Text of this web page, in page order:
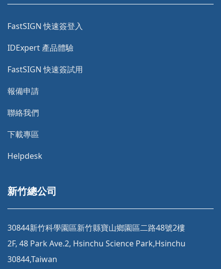
FastSIGN 快速簽登入
IDExpert 產品體驗
FastSIGN 快速簽試用
報備申請
聯絡我們
下載專區
Helpdesk
新竹總公司
30844新竹科學園區新竹縣寶山鄉園區二路48號2樓
2F, 48 Park Ave.2, Hsinchu Science Park,Hsinchu
30844,Taiwan